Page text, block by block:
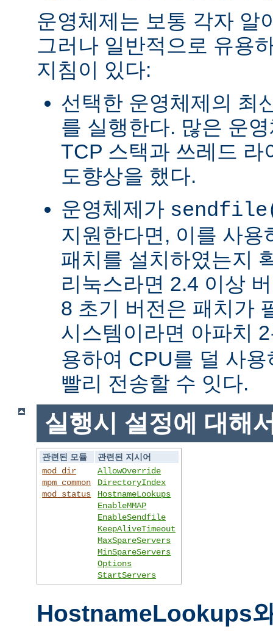
운영체제는 보통 각자 알
그러나 일반적으로 유용
지침이 있다:
선택한 운영체제의 최
를 실행한다. 많은 운
TCP 스택과 쓰레드 라
도향상을 했다.
운영체제가
지원한다면, 이를 사용
패치를 설치하였는지
리눅스라면 2.4 이상
8 초기 버전은 패치가
시스템이라면 아파치
용하여 CPU를 덜 사
빨리 전송할 수 잇다.
실행시 설정에 대해
관련된 모듈
관련된 지시어
mod_dir
mpm_common
mod_status
AllowOverride
DirectoryIndex
HostnameLookups
EnableMMAP
EnableSendfile
KeepAliveTimeout
MaxSpareServers
MinSpareServers
Options
StartServers
HostnameLookups